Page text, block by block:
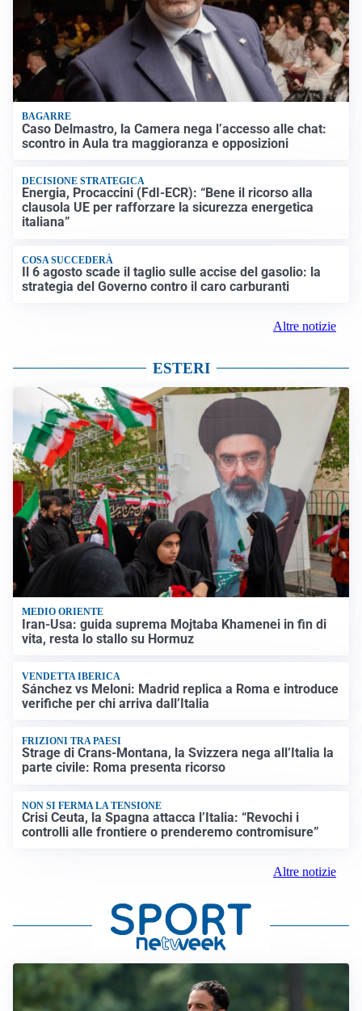
BAGARRE
Caso Delmastro, la Camera nega l’accesso alle chat:
scontro in Aula tra maggioranza e opposizioni
DECISIONE STRATEGICA
Energia, Procaccini (FdI-ECR): “Bene il ricorso alla
clausola UE per rafforzare la sicurezza energetica
italiana”
COSA SUCCEDERÀ
Il 6 agosto scade il taglio sulle accise del gasolio: la
strategia del Governo contro il caro carburanti
Altre notizie
ESTERI
MEDIO ORIENTE
Iran-Usa: guida suprema Mojtaba Khamenei in fin di
vita, resta lo stallo su Hormuz
VENDETTA IBERICA
Sánchez vs Meloni: Madrid replica a Roma e introduce
verifiche per chi arriva dall’Italia
FRIZIONI TRA PAESI
Strage di Crans-Montana, la Svizzera nega all’Italia la
parte civile: Roma presenta ricorso
NON SI FERMA LA TENSIONE
Crisi Ceuta, la Spagna attacca l’Italia: “Revochi i
controlli alle frontiere o prenderemo contromisure”
Altre notizie